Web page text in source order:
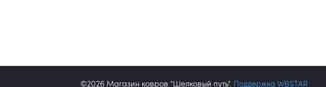
©2026 Магазин ковров "Шелковый путь". Поддержка WBSTAR